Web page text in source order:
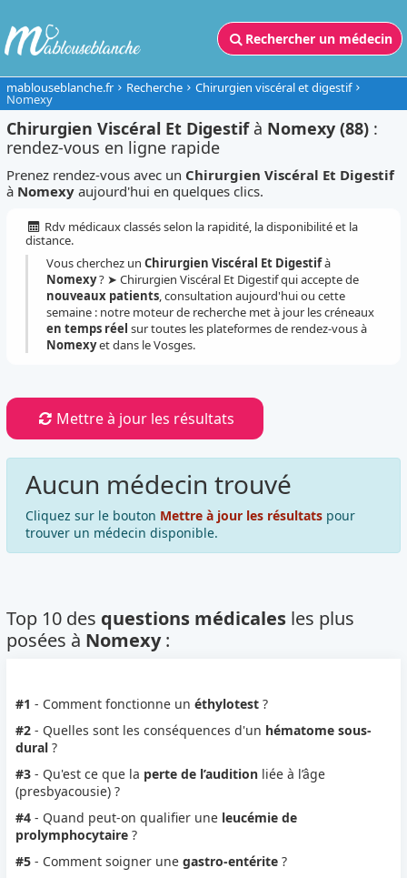
Rechercher un médecin
mablouseblanche.fr Recherche Chirurgien viscéral et digestif
Nomexy
Chirurgien Viscéral Et Digestifà Nomexy (88) :
rendez-vous en ligne rapide
Prenez rendez-vous avec un Chirurgien Viscéral Et Digestif
à Nomexy aujourd'hui en quelques clics.
Rdv médicaux classés selon la rapidité, la disponibilité et la
distance.
Vous cherchez unChirurgien Viscéral Et Digestifà
Nomexy? ➤ Chirurgien Viscéral Et Digestif qui accepte de
nouveaux patients, consultation aujourd'hui ou cette
semaine : notre moteur de recherche met à jour les créneaux
en temps réel sur toutes les plateformes de rendez-vous à
Nomexyet dans le Vosges.
Mettre à jour les résultats
Aucun médecin trouvé
Cliquez sur le bouton Mettre à jour les résultats pour
trouver un médecin disponible.
Top 10 des questions médicales les plus
posées à Nomexy:
#1 - Comment fonctionne unéthylotest ?
#2 - Quelles sont les conséquences d'un hématome sous-
dural ?
#3 - Qu'est ce que la perte de l’audition liée à l’âge
(presbyacousie) ?
#4 - Quand peut-on qualifier une leucémie de
prolymphocytaire ?
#5 - Comment soigner unegastro-entérite ?